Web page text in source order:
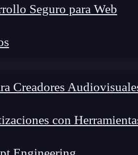
Seguro para Web
Creadores
con
la realidad del sector tecnológico a nuevos